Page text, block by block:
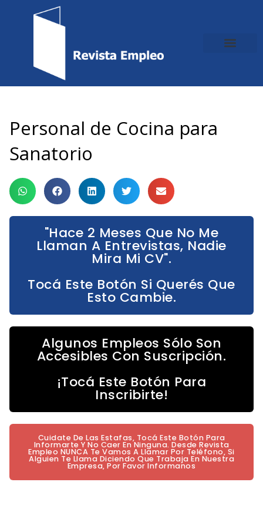
Personal de Cocina para
Sanatorio
"Hace 2 Meses Que No Me
Llaman A Entrevistas, Nadie
Mira Mi CV".
Tocá Este Botón Si Querés Que
Esto Cambie.
Algunos Empleos Sólo Son
Accesibles Con Suscripción.
¡Tocá Este Botón Para
Inscribirte!
Cuidate De Las Estafas, Tocá Este Botón Para
Informarte Y No Caer En Ninguna. Desde Revista
Empleo NUNCA Te Vamos A Llamar Por Teléfono, Si
Alguien Te Llama Diciendo Que Trabaja En Nuestra
Empresa, Por Favor Informanos